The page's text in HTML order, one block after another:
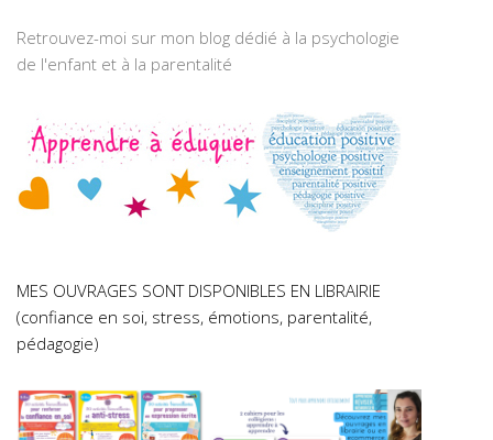
Retrouvez-moi sur mon blog dédié à la psychologie
de l'enfant et à la parentalité
MES OUVRAGES SONT DISPONIBLES EN LIBRAIRIE
(confiance en soi, stress, émotions, parentalité,
pédagogie)